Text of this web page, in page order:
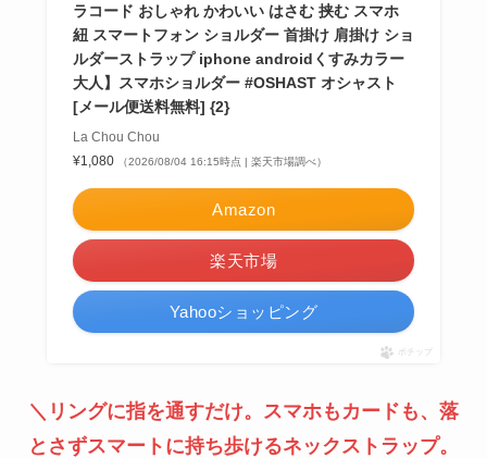
ラコード おしゃれ かわいい はさむ 挟む スマホ
紐 スマートフォン ショルダー 首掛け 肩掛け ショ
ルダーストラップ iphone androidくすみカラー
大人】スマホショルダー #OSHAST オシャスト
[メール便送料無料] {2}
La Chou Chou
¥1,080
（2026/08/04 16:15時点 | 楽天市場調べ）
Amazon
楽天市場
Yahooショッピング
ポチップ
＼リングに指を通すだけ。スマホもカードも、落
とさずスマートに持ち歩けるネックストラップ。